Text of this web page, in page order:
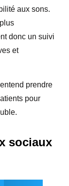
aux sons.
donc un suivi
et
entend prendre
pour
sociaux